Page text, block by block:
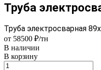
Труба
Труба электросварная
от 58500 ₽/тн
В наличии
В корзину